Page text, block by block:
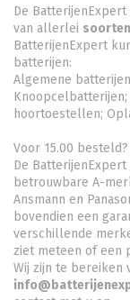
De
van allerlei
BatterijenExpert
batterijen:
Algemene
Knoopcelbatterijen;
hoortoestellen;
Voor 15.00
De
betrouwbare A-
Ansmann en
bovendien een
verschillende
ziet meteen of een
Wij zijn te bereiken